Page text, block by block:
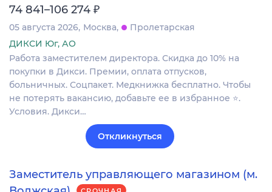
74 841–106 274 ₽
05 августа 2026 Москва
Пролетарская
ДИКСИ Юг, АО
Работа заместителем директора. Скидка до 10% на
покупки в Дикси. Премии, оплата отпусков,
больничных. Соцпакет. Медкнижка бесплатно. Чтобы
не потерять вакансию, добавьте ее в избранное ⭐.
Условия. Дикси…
Откликнуться
Заместитель управляющего магазином (м.